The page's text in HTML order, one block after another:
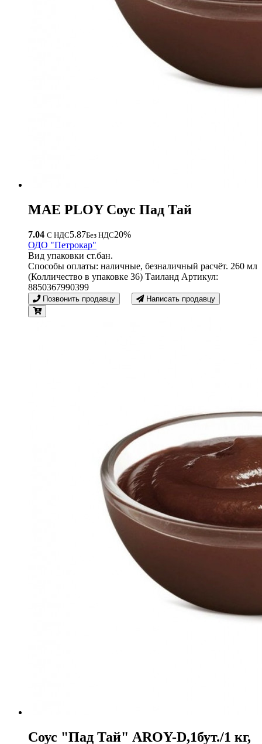
MAE PLOY Соус Пад Тай
7.04 С НДС5.87Без НДС20%
ОДО "Петрокар"
Вид упаковки ст.бан.
Способы оплаты: наличные, безналичный расчёт. 260 мл
(Колличество в упаковке 36) Таиланд Артикул:
8850367990399
Позвонить продавцу Написать продавцу
Соус "Пад Тай" AROY-D,1бут./1 кг,